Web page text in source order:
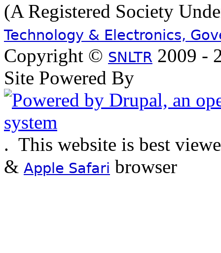
(A Registered Society
Technology & Electronics,
Copyright © SNLTR 2009 -
Site Powered By
. This website is best
& Apple Safari browser